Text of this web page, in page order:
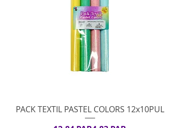
Vista rápida
PACK TEXTIL PASTEL COLORS 12x10PUL